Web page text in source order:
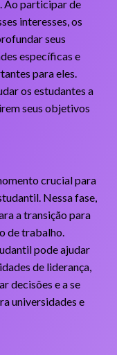
Ao participar de
interesses, os
seus
específicas e
para eles.
os estudantes a
seus objetivos
crucial para
Nessa fase,
a transição para
de trabalho.
pode ajudar
de liderança,
decisões e a se
universidades e